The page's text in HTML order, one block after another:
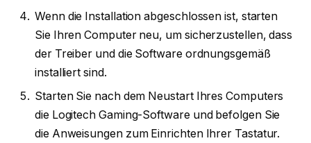
Wenn die Installation abgeschlossen ist, starten
Sie Ihren Computer neu, um sicherzustellen, dass
der Treiber und die Software ordnungsgemäß
installiert sind.
Starten Sie nach dem Neustart Ihres Computers
die Logitech Gaming-Software und befolgen Sie
die Anweisungen zum Einrichten Ihrer Tastatur.